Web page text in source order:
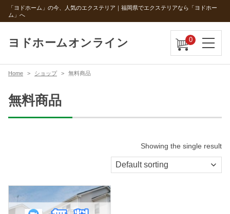
「ヨドホーム」の今、人気のエクステリア｜福岡県でエクステリアなら「ヨドホー
ム」へ
ヨドホームオンライン 0
Home ショップ 無料商品
無料商品
Showing the single result